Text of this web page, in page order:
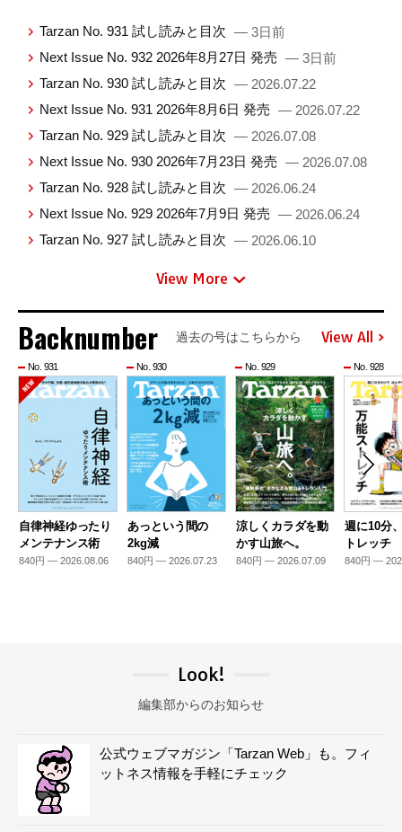
Tarzan No. 931 試し読みと目次 — 3日前
Next Issue No. 932 2026年8月27日 発売 — 3日前
Tarzan No. 930 試し読みと目次 — 2026.07.22
Next Issue No. 931 2026年8月6日 発売 — 2026.07.22
Tarzan No. 929 試し読みと目次 — 2026.07.08
Next Issue No. 930 2026年7月23日 発売 — 2026.07.08
Tarzan No. 928 試し読みと目次 — 2026.06.24
Next Issue No. 929 2026年7月9日 発売 — 2026.06.24
Tarzan No. 927 試し読みと目次 — 2026.06.10
View More
Backnumber 過去の号はこちらから View All
No. 931
自律神経ゆったり
メンテナンス術
840円 — 2026.08.06
No. 930
あっという間の
2kg減
840円 — 2026.07.23
No. 929
涼しくカラダを動
かす山旅へ。
840円 — 2026.07.09
No. 928
週に10分
トレッチ
840円 —
Look!
編集部からのお知らせ
公式ウェブマガジン「Tarzan Web」も。フィ
ットネス情報を手軽にチェック